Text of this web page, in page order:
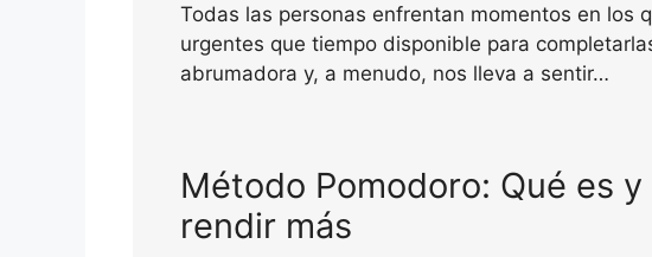
Todas las personas enfrentan momentos en los
urgentes que tiempo disponible para
abrumadora y, a menudo, nos lleva a sentir…
Método Pomodoro: Qué es
rendir más